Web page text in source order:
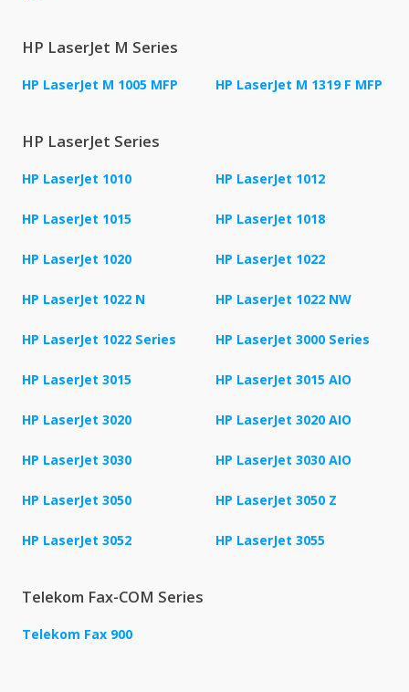
HP LaserJet M Series
HP LaserJet M 1005 MFP HP LaserJet M 1319 F MFP
HP LaserJet Series
HP LaserJet 1010 HP LaserJet 1012
HP LaserJet 1015 HP LaserJet 1018
HP LaserJet 1020 HP LaserJet 1022
HP LaserJet 1022 N HP LaserJet 1022 NW
HP LaserJet 1022 Series HP LaserJet 3000 Series
HP LaserJet 3015 HP LaserJet 3015 AIO
HP LaserJet 3020 HP LaserJet 3020 AIO
HP LaserJet 3030 HP LaserJet 3030 AIO
HP LaserJet 3050 HP LaserJet 3050 Z
HP LaserJet 3052 HP LaserJet 3055
Telekom Fax-COM Series
Telekom Fax 900